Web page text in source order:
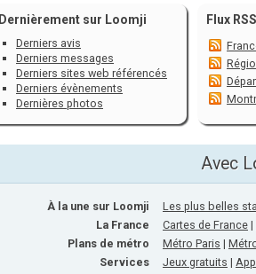
Dernièrement sur Loomji
Derniers avis
Derniers messages
Derniers sites web référencés
Derniers évènements
Dernières photos
Flux RSS
Avec
À la une sur Loomji
La France
Plans de métro
Services
Les plus belles
Cartes de France |
Métro Paris |
Jeux gratuits |